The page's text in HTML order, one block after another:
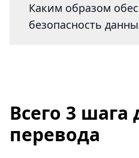
Каким образом
безопасность
Всего 3 шага
перевода